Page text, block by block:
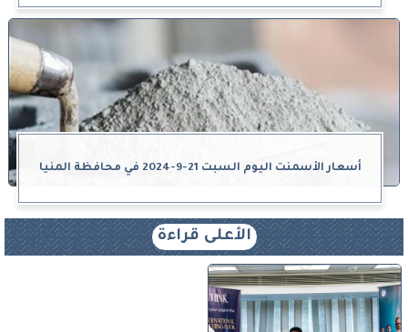
أسعار الأسمنت اليوم السبت 21-9-2024 في محافظة المنيا
الأعلى قراءة